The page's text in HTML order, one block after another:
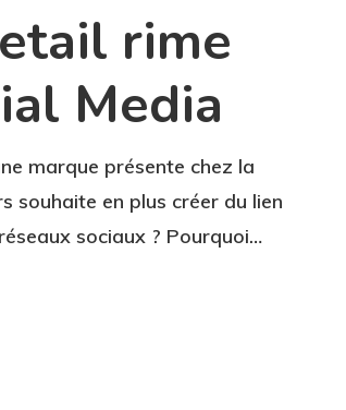
rime
Media
marque présente chez la
souhaite en plus créer du lien
sociaux ? Pourquoi…